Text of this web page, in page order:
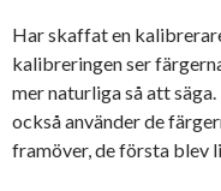
Har skaffat en
kalibreringen ser
mer naturliga så att
också använder de
framöver, de första blev